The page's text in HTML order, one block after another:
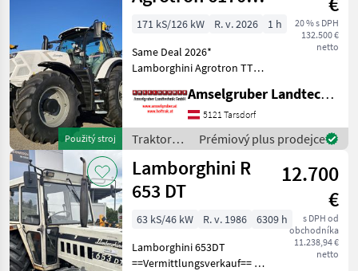
Použitý stroj
TTV
20 % s DPH
132.500 €
netto
171 kS/126 kW R. v. 2026
1 h
Same Deal 2026*
Lamborghini Agrotron TTV
DEUTZ TCD 6.1 L06 4V -
Nennleistung: 171 PS - 6
Zylinder - Hubraum: 6058
cm³ - Stufenloses TTV G
Amselgruber Landtechnik GmbH
5121 Tarsdorf
Traktory /
Lamborghini
Prémiový plus prodejce
Lamborghini R
653 DT
12.700
€
s DPH od
obchodníka
11.238,94 €
netto
63 kS/46 kW R. v. 1986
6309 h
Lamborghini 653DT
==Vermittlungsverkauf== -